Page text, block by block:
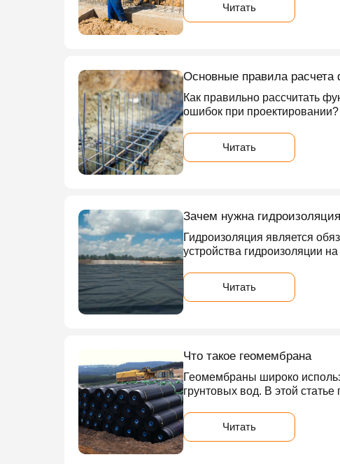
Читать
Основные правила расчета
Как правильно рассчитать
ошибок при
Читать
Зачем нужна
Гидроизоляция является
устройства гидроизоляции
Читать
Что такое геомембрана
Геомембраны широко
грунтовых вод. В этой
Читать